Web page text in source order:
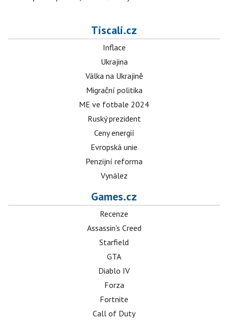
Tiscali.cz
Inflace
Ukrajina
Válka na Ukrajině
Migrační politika
ME ve fotbale 2024
Ruský prezident
Ceny energií
Evropská unie
Penzijní reforma
Vynález
Games.cz
Recenze
Assassin's Creed
Starfield
GTA
Diablo IV
Forza
Fortnite
Call of Duty